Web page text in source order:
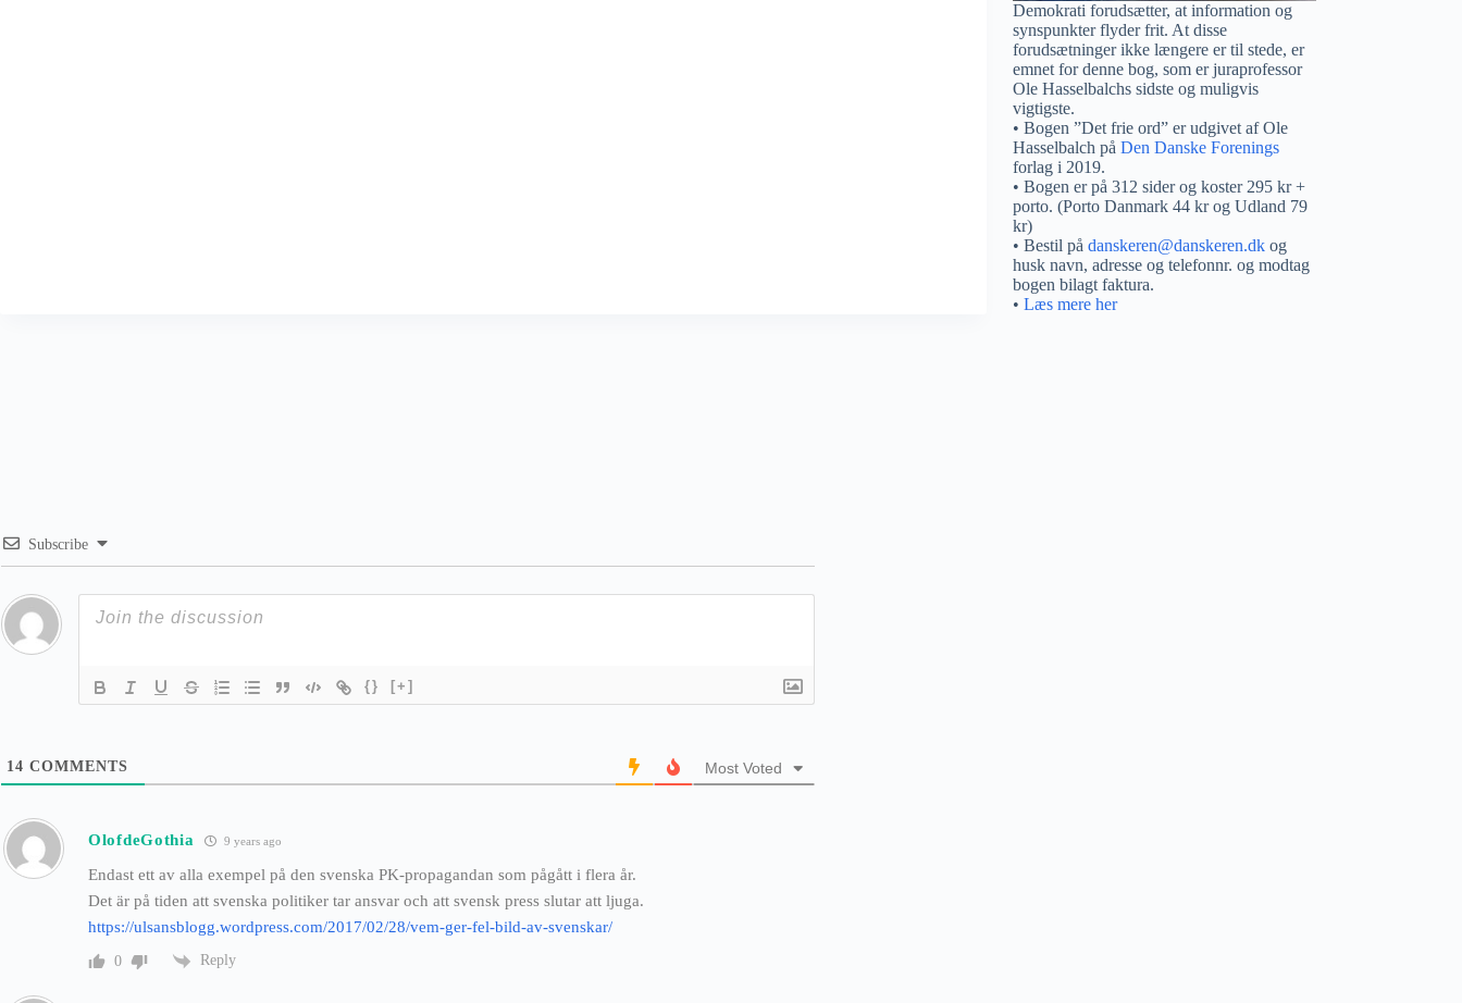
Demokrati forudsætter, at information og
synspunkter flyder frit. At disse
forudsætninger ikke længere er til stede, er
emnet for denne bog, som er juraprofessor
Ole Hasselbalchs sidste og muligvis
vigtigste.
• Bogen ”Det frie ord” er udgivet af Ole
Hasselbalch påDen Danske Forenings
forlag i 2019.
• Bogen er på 312 sider og koster 295 kr +
porto. (Porto Danmark 44 kr og Udland 79
kr)
• Bestil pådanskeren@danskeren.dk og
husk navn, adresse og telefonnr. og modtag
bogen bilagt faktura.
•Læs mere her
Subscribe
{} [+]
14 COMMENTS Most Voted
OlofdeGothia 9 years ago
Endast ett av alla exempel på den svenska PK-propagandan som pågått i flera år.
Det är på tiden att svenska politiker tar ansvar och att svensk press slutar att ljuga.
https://ulsansblogg.wordpress.com/2017/02/28/vem-ger-fel-bild-av-svenskar/
0 Reply